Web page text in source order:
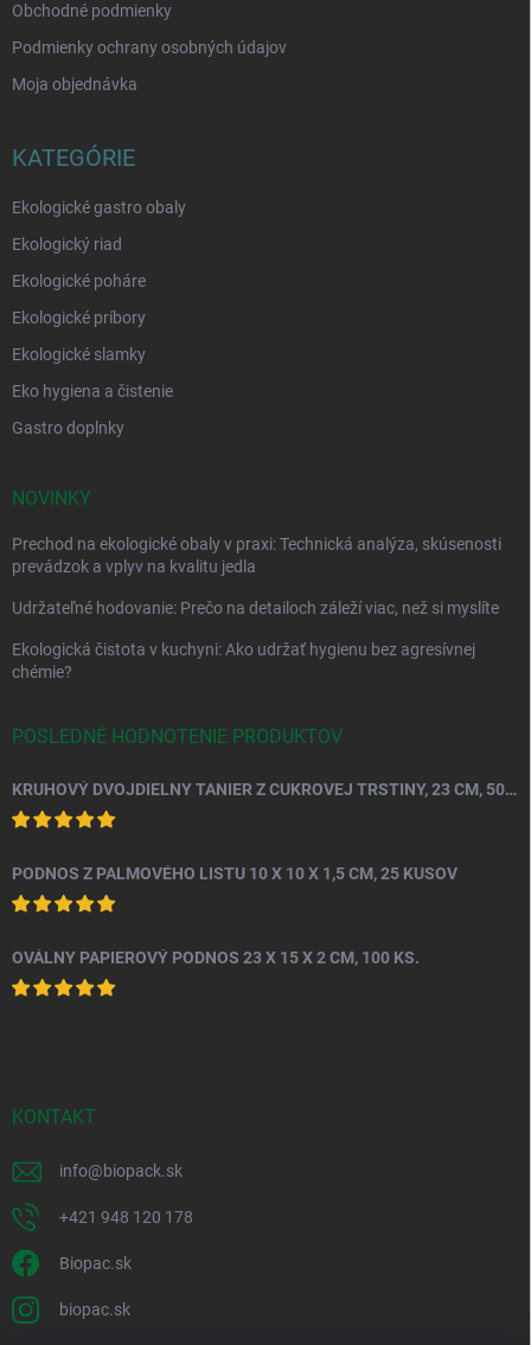
Obchodné podmienky
Podmienky ochrany osobných údajov
Moja objednávka
KATEGÓRIE
Ekologické gastro obaly
Ekologický riad
Ekologické poháre
Ekologické príbory
Ekologické slamky
Eko hygiena a čistenie
Gastro doplnky
NOVINKY
Prechod na ekologické obaly v praxi: Technická analýza, skúsenosti
prevádzok a vplyv na kvalitu jedla
Udržateľné hodovanie: Prečo na detailoch záleží viac, než si myslíte
Ekologická čistota v kuchyni: Ako udržať hygienu bez agresívnej
chémie?
POSLEDNÉ HODNOTENIE PRODUKTOV
KRUHOVÝ DVOJDIELNY TANIER Z CUKROVEJ TRSTINY, 23 CM, 50 KS.
PODNOS Z PALMOVÉHO LISTU 10 X 10 X 1,5 CM, 25 KUSOV
OVÁLNY PAPIEROVÝ PODNOS 23 X 15 X 2 CM, 100 KS.
KONTAKT
info@biopack.sk
+421 948 120 178
Biopac.sk
biopac.sk